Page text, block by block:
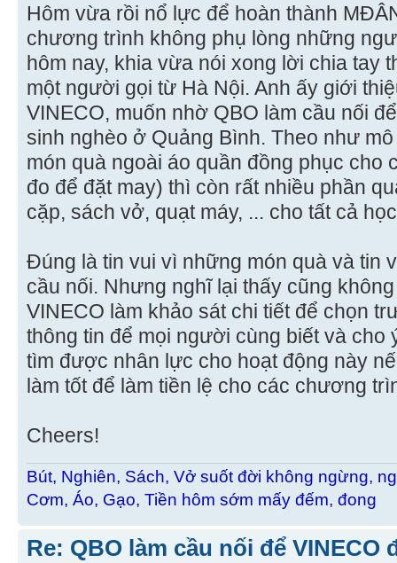
Hôm vừa rồi nổ lực để hoàn thành
chương trình không phụ lòng những
hôm nay, khia vừa nói xong lời chia tay
một người gọi từ Hà Nội. Anh ấy giới
VINECO, muốn nhờ QBO làm cầu nối
sinh nghèo ở Quảng Bình. Theo như
món quà ngoài áo quần đồng phục cho
đo để đặt may) thì còn rất nhiều phần
cặp, sách vở, quạt máy, ... cho tất cả
Đúng là tin vui vì những món quà và tin
cầu nối. Nhưng nghĩ lại thấy cũng
VINECO làm khảo sát chi tiết để chọn
thông tin để mọi người cùng biết và cho
tìm được nhân lực cho hoạt động này
làm tốt để làm tiền lệ cho các chương
Cheers!
Bút, Nghiên, Sách, Vở suốt đời không ngừng,
Cơm, Áo, Gạo, Tiền hôm sớm mấy đếm, đong
Re: QBO làm cầu nối để VINECO